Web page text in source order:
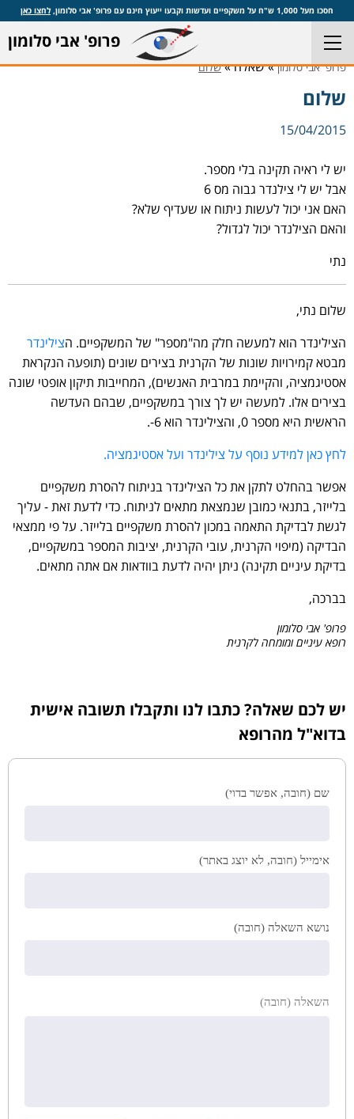
חסכו מעל 1,000 ש"ח על משקפיים ועדשות וקבעו ייעוץ חינם עם פרופ' אבי סלומון, לחצו כאן
פרופ' אבי סלומון
פרופ' אבי סלומון» שאלה »שלום
שלום
15/04/2015
יש לי ראיה תקינה בלי מספר.
אבל יש לי צילנדר גבוה מס 6
האם אני יכול לעשות ניתוח או שעדיף שלא?
והאם הצילנדר יכול לגדול?
נתי
שלום נתי,
הצילינדר הוא למעשה חלק מה"מספר" של המשקפיים. הצילינדר
מבטא קמירויות שונות של הקרנית בצירים שונים (תופעה הנקראת
אסטיגמציה, והקיימת במרבית האנשים), המחייבות תיקון אופטי שונה
בצירים אלו. למעשה יש לך צורך במשקפיים, שבהם העדשה
הראשית היא מספר 0, והצילינדר הוא 6-.
לחץ כאן למידע נוסף על צילינדר ועל אסטיגמציה.
אפשר בהחלט לתקן את כל הצילינדר בניתוח להסרת משקפיים
בלייזר, בתנאי כמובן שנמצאת מתאים לניתוח. כדי לדעת זאת - עליך
לגשת לבדיקת התאמה במכון להסרת משקפיים בלייזר. על פי ממצאי
הבדיקה (מיפוי הקרנית, עובי הקרנית, יציבות המספר במשקפיים,
בדיקת עיניים תקינה) ניתן יהיה לדעת בוודאות אם אתה מתאים.
בברכה,
פרופ' אבי סלומון
רופא עיניים ומומחה לקרנית
יש לכם שאלה? כתבו לנו ותקבלו תשובה אישית
בדוא"ל מהרופא
שם (חובה, אפשר בדוי)
אימייל (חובה, לא יוצג באתר)
נושא השאלה (חובה)
השאלה (חובה)